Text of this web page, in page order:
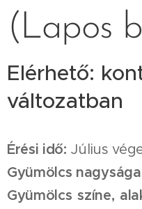
(Lapos
Elérhető:
változatban
Érési idő: Július
Gyümölcs
Gyümölcs színe,